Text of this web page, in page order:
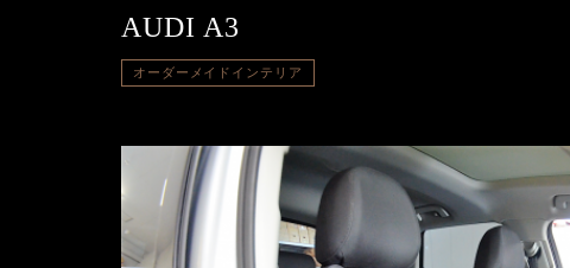
AUDI A3
オーダーメイドインテリア